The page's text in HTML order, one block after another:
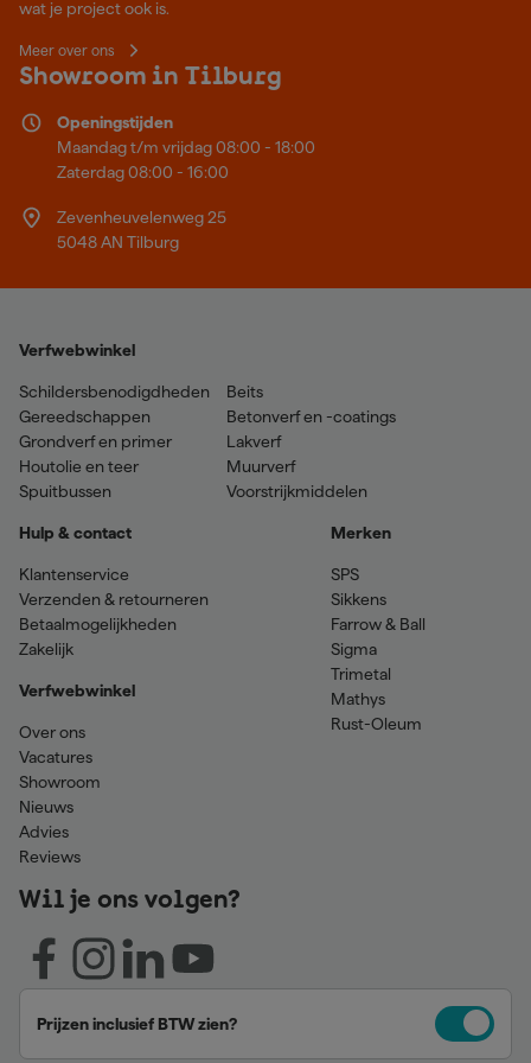
wat je project ook is.
Meer over ons
Showroom in Tilburg
Openingstijden
Maandag t/m vrijdag 08:00 - 18:00
Zaterdag 08:00 - 16:00
Zevenheuvelenweg 25
5048 AN Tilburg
Verfwebwinkel
Schildersbenodigdheden
Gereedschappen
Grondverf en primer
Houtolie en teer
Spuitbussen
Beits
Betonverf en -coatings
Lakverf
Muurverf
Voorstrijkmiddelen
Hulp & contact
Klantenservice
Verzenden & retourneren
Betaalmogelijkheden
Zakelijk
Verfwebwinkel
Over ons
Vacatures
Showroom
Nieuws
Advies
Reviews
Merken
SPS
Sikkens
Farrow & Ball
Sigma
Trimetal
Mathys
Rust-Oleum
Wil je ons volgen?
Prijzen inclusief BTW zien?